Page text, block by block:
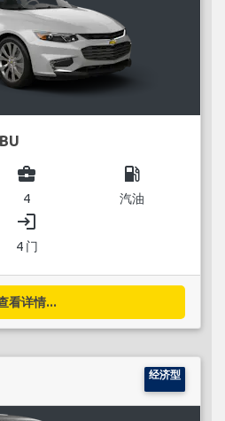
business_center
4
local_gas_station
汽油
login
4 门
看详情...
经济型